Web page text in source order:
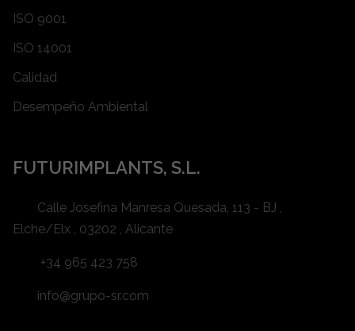
ISO 9001
ISO 14001
Calidad
Desempeño Ambiental
FUTURIMPLANTS, S.L.
Calle Josefina Manresa Quesada, 113 - BJ ,
Elche/Elx , 03202 , Alicante
+34 965 423 758
info@grupo-sr.com